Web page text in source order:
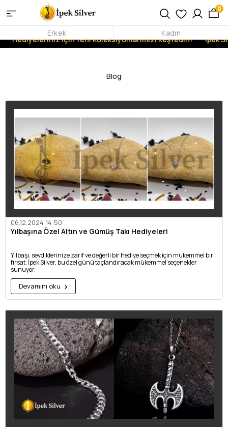
İçin Yeni Koleksiyonlarımızı Keşfedin! İpek Silver
0
Erkek Kadın
Blog
06.12.2024 14:50
Yılbaşına Özel Altın ve Gümüş Takı Hediyeleri
Yılbaşı, sevdiklerinize zarif ve değerli bir hediye seçmek için mükemmel bir
fırsat. İpek Silver, bu özel günü taçlandıracak mükemmel seçenekler
sunuyor.
Devamını oku